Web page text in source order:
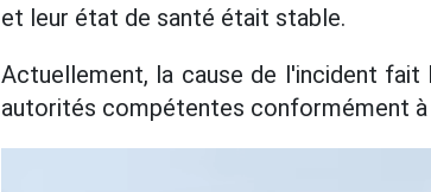
et leur état de santé était stable.
Actuellement, la cause de l'incident
autorités compétentes conformément